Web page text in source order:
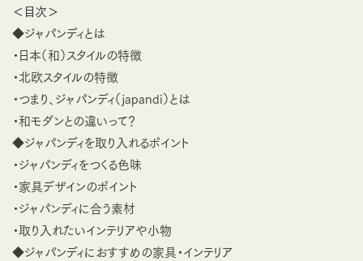
＜目次＞
◆ジャパンディとは
・日本（和）スタイルの特徴
・北欧スタイルの特徴
・つまり、ジャパンディ（japandi）とは
・和モダンとの違いって？
◆ジャパンディを取り入れるポイント
・ジャパンディをつくる色味
・家具デザインのポイント
・ジャパンディに合う素材
・取り入れたいインテリアや小物
◆ジャパンディにおすすめの家具・インテリア